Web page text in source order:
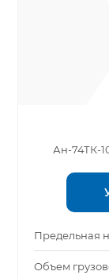
Ан-74ТК-
Предельная
Объем